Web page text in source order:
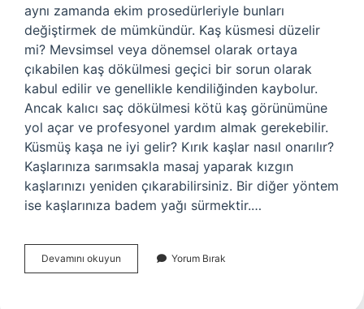
aynı zamanda ekim prosedürleriyle bunları
değiştirmek de mümkündür. Kaş küsmesi düzelir
mi? Mevsimsel veya dönemsel olarak ortaya
çıkabilen kaş dökülmesi geçici bir sorun olarak
kabul edilir ve genellikle kendiliğinden kaybolur.
Ancak kalıcı saç dökülmesi kötü kaş görünümüne
yol açar ve profesyonel yardım almak gerekebilir.
Küsmüş kaşa ne iyi gelir? Kırık kaşlar nasıl onarılır?
Kaşlarınıza sarımsakla masaj yaparak kızgın
kaşlarınızı yeniden çıkarabilirsiniz. Bir diğer yöntem
ise kaşlarınıza badem yağı sürmektir.…
Devamını okuyun
Kaşlar
Yorum Bırak